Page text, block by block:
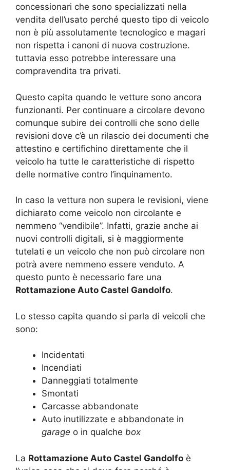
concessionari che sono specializzati nella
vendita dell’usato perché questo tipo di veicolo
non è più assolutamente tecnologico e magari
non rispetta i canoni di nuova costruzione.
tuttavia esso potrebbe interessare una
compravendita tra privati.
Questo capita quando le vetture sono ancora
funzionanti. Per continuare a circolare devono
comunque subire dei controlli che sono delle
revisioni dove c’è un rilascio dei documenti che
attestino e certifichino direttamente che il
veicolo ha tutte le caratteristiche di rispetto
delle normative contro l’inquinamento.
In caso la vettura non supera le revisioni, viene
dichiarato come veicolo non circolante e
nemmeno “vendibile”. Infatti, grazie anche ai
nuovi controlli digitali, si è maggiormente
tutelati e un veicolo che non può circolare non
potrà avere nemmeno essere venduto. A
questo punto è necessario fare una
Rottamazione Auto Castel Gandolfo.
Lo stesso capita quando si parla di veicoli che
sono:
Incidentati
Incendiati
Danneggiati totalmente
Smontati
Carcasse abbandonate
Auto inutilizzate e abbandonate in
garage o in qualche box
La Rottamazione Auto Castel Gandolfo è